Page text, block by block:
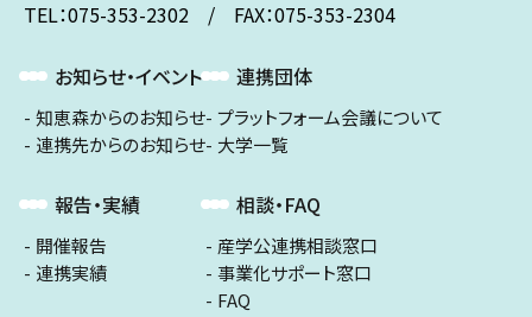
TEL：075-353-2302 / FAX：075-353-2304
お知らせ・イベント
知恵森からのお知らせ
連携先からのお知らせ
報告・実績
開催報告
連携実績
連携団体
プラットフォーム会議について
大学一覧
相談・FAQ
産学公連携相談窓口
事業化サポート窓口
FAQ